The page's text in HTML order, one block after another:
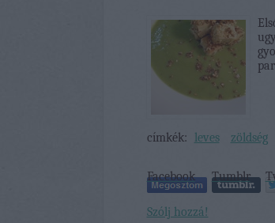
címkék: leves zöldség
Facebook Tumblr
Szólj hozzá!